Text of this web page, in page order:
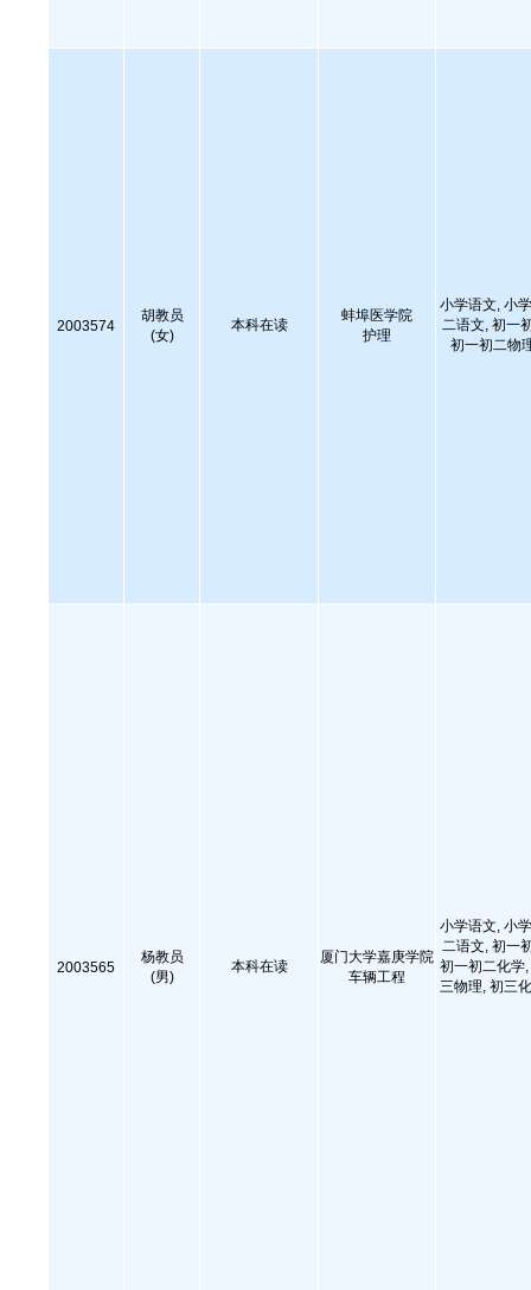
2003574
胡教员
(女)
本科在读
蚌埠医学院
护理
小学语文, 小
二语文, 初一
初一初二物
2003565
杨教员
(男)
本科在读
厦门大学嘉庚学院
车辆工程
小学语文, 小
二语文, 初一
初一初二化学
三物理, 初三